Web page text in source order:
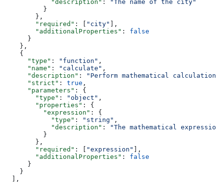
            "description"
:
"The name of the city"
          }
        },
        "required"
: [ "city"
],
        "additionalProperties"
: false
      }
    },
    {
      "type"
: "function" ,
      "name"
: "calculate" ,
      "description"
:
"Perform mathematical
      "strict"
: true ,
      "parameters"
: {
        "type"
: "object" ,
        "properties"
: {
          "expression"
: {
            "type"
: "string" ,
            "description"
:
"The mathematical
          }
        },
        "required"
: [ "expression"
],
        "additionalProperties"
: false
      }
    }
  ],